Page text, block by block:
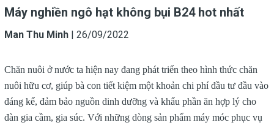
Máy nghiền ngô hạt không bụi B24 hot nhất
Man Thu Minh | 26/09/2022
Chăn nuôi ở nước ta hiện nay đang phát triển theo hình thức chăn
nuôi hữu cơ, giúp bà con tiết kiệm một khoản chi phí đầu tư đầu vào
đáng kể, đảm bảo nguồn dinh dưỡng và khẩu phần ăn hợp lý cho
đàn gia cầm, gia súc. Với những dòng sản phẩm máy móc phục vụ